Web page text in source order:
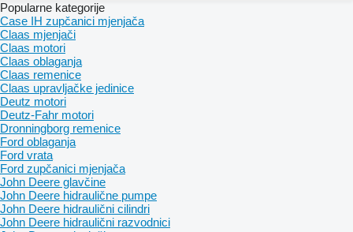
Popularne kategorije
Case IH zupčanici mjenjača
Claas mjenjači
Claas motori
Claas oblaganja
Claas remenice
Claas upravljačke jedinice
Deutz motori
Deutz-Fahr motori
Dronningborg remenice
Ford oblaganja
Ford vrata
Ford zupčanici mjenjača
John Deere glavčine
John Deere hidraulične pumpe
John Deere hidraulični cilindri
John Deere hidraulični razvodnici